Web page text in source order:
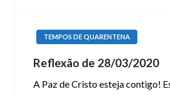
TEMPOS DE QUARENTENA
Reflexão de 28/03/2020
A Paz de Cristo esteja contigo!